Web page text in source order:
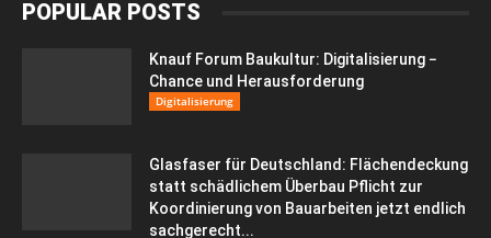
POPULAR POSTS
Knauf Forum Baukultur: Digitalisierung −
Chance und Herausforderung
Digitalisierung
Glasfaser für Deutschland: Flächendeckung
statt schädlichem Überbau Pflicht zur
Koordinierung von Bauarbeiten jetzt endlich
sachgerecht...